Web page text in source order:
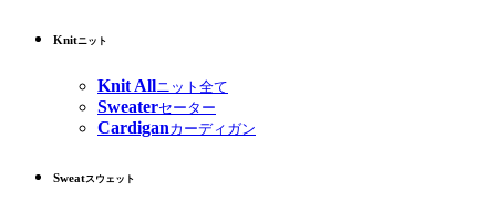
Knitニット
Knit Allニット全て
Sweaterセーター
Cardiganカーディガン
Sweatスウェット